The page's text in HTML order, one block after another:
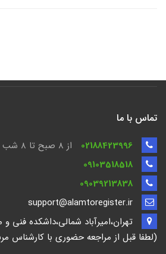
تماس با ما
02188423996
از 8 صبح تا ۸ شب
09103518518
09039213838
support@alamtoregister.ir
تهران،امیرآباد شمالی،داشکده فنی
(لطفا قبل از مراجعه حضوری با کارشناس